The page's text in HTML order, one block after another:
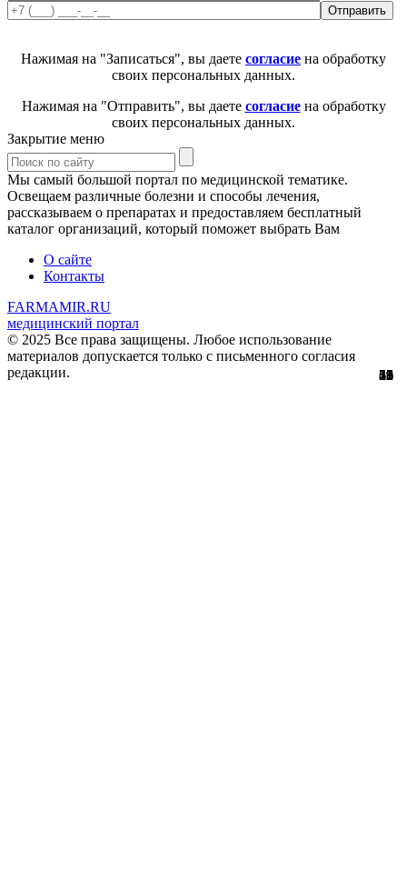
1
5
1
15
2
11
51
56
1
29
61
3
9
12
8
45
Нажимая на "Записаться", вы даете согласие на обработку
своих персональных данных.
Нажимая на "Отправить", вы даете согласиена обработку
своих персональных данных.
Закрытие меню
Мы самый большой портал по медицинской тематике.
Освещаем различные болезни и способы лечения,
рассказываем о препаратах и предоставляем бесплатный
каталог организаций, который поможет выбрать Вам
О сайте
Контакты
FARMAMIR.RU
медицинский портал
© 2025 Все права защищены. Любое использование
материалов допускается только с письменного согласия
редакции.